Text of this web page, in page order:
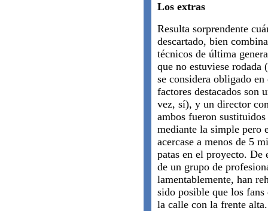
Los extras
Resulta sorprendente
descartado, bien
técnicos de última
que no estuviese rodada
se considera obligado
factores destacados son
vez, sí), y un director
ambos fueron
mediante la simple pero
acercase a menos de 5
patas en el proyecto. De
de un grupo de
lamentablemente, han
sido posible que los
la calle con la frente alta.